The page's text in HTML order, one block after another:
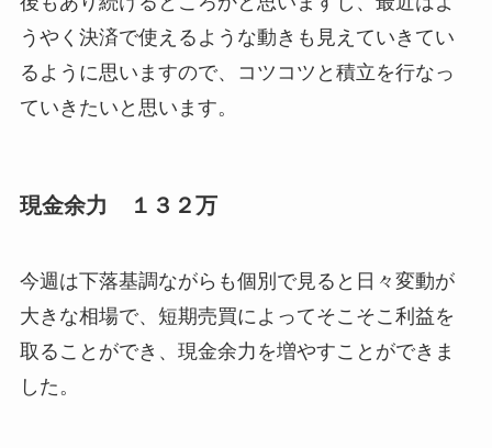
うやく決済で使えるような動きも見えていきてい
るように思いますので、コツコツと積立を行なっ
ていきたいと思います。
現金余力 １３２万
今週は下落基調ながらも個別で見ると日々変動が
大きな相場で、短期売買によってそこそこ利益を
取ることができ、現金余力を増やすことができま
した。